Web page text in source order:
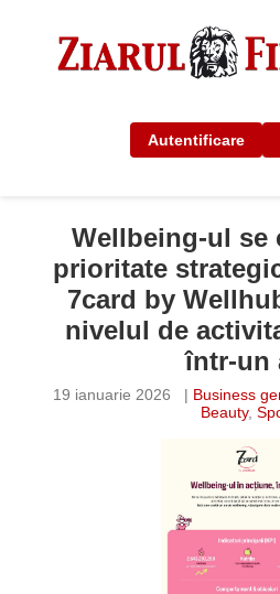
Autentificare
Wellbeing-ul se
prioritate
7card by
nivelul de
într-un
19 ianuarie 2026 | Business
Beauty,